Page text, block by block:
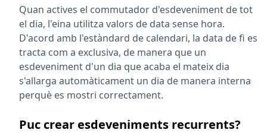
Quan actives el commutador d'esdeveniment de tot
el dia, l'eina utilitza valors de data sense hora.
D'acord amb l'estàndard de calendari, la data de fi es
tracta com a exclusiva, de manera que un
esdeveniment d'un dia que acaba el mateix dia
s'allarga automàticament un dia de manera interna
perquè es mostri correctament.
Puc crear esdeveniments recurrents?